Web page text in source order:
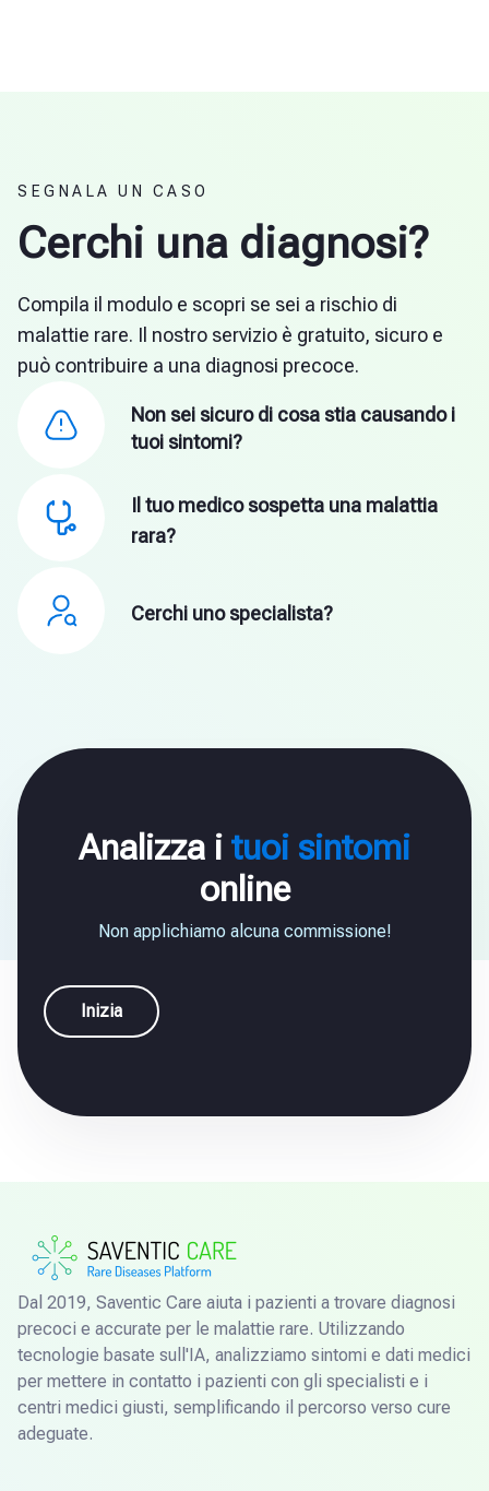
SEGNALA UN CASO
Cerchi una diagnosi?
Compila il modulo e scopri se sei a rischio di
malattie rare. Il nostro servizio è gratuito, sicuro e
può contribuire a una diagnosi precoce.
Non sei sicuro di cosa stia causando i
tuoi sintomi?
Il tuo medico sospetta una malattia
rara?
Cerchi uno specialista?
Analizza i tuoi sintomi
online
Non applichiamo alcuna commissione!
Inizia
Dal 2019, Saventic Care aiuta i pazienti a trovare diagnosi
precoci e accurate per le malattie rare. Utilizzando
tecnologie basate sull'IA, analizziamo sintomi e dati medici
per mettere in contatto i pazienti con gli specialisti e i
centri medici giusti, semplificando il percorso verso cure
adeguate.